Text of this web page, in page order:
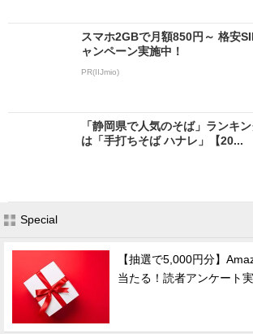
スマホ2GBで月額850円～ 格安
ャンペーン実施中！
PR(IIJmio)
「静岡県で人気のそば」ランキ
は「手打ちそば ハナレ」【20...
Special
【抽選で5,000円分】
当たる！読者アンケート